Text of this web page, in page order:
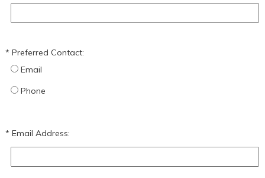
Preferred Contact:
Email
Phone
Email Address: